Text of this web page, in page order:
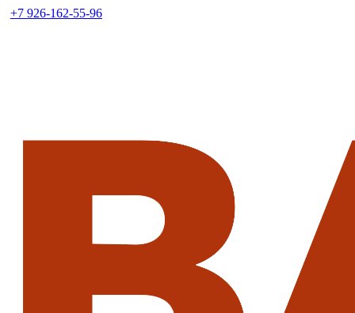
+7 926-162-55-96